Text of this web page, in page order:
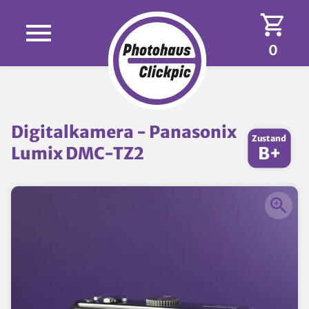
0
Digitalkamera - Panasonix
Lumix DMC-TZ2
Zustand
B+